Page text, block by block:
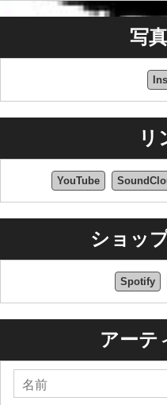
写
リ
YouTube
ショッ
Spotify
アーテ